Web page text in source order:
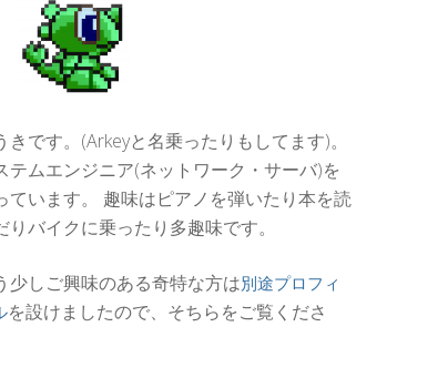
きです。(Arkeyと名乗ったりもしてます)。
テムエンジニア(ネットワーク・サーバ)を
ています。 趣味はピアノを弾いたり本を読
りバイクに乗ったり多趣味です。
少しご興味のある奇特な方は別途プロフィ
を設けましたので、そちらをご覧くださ